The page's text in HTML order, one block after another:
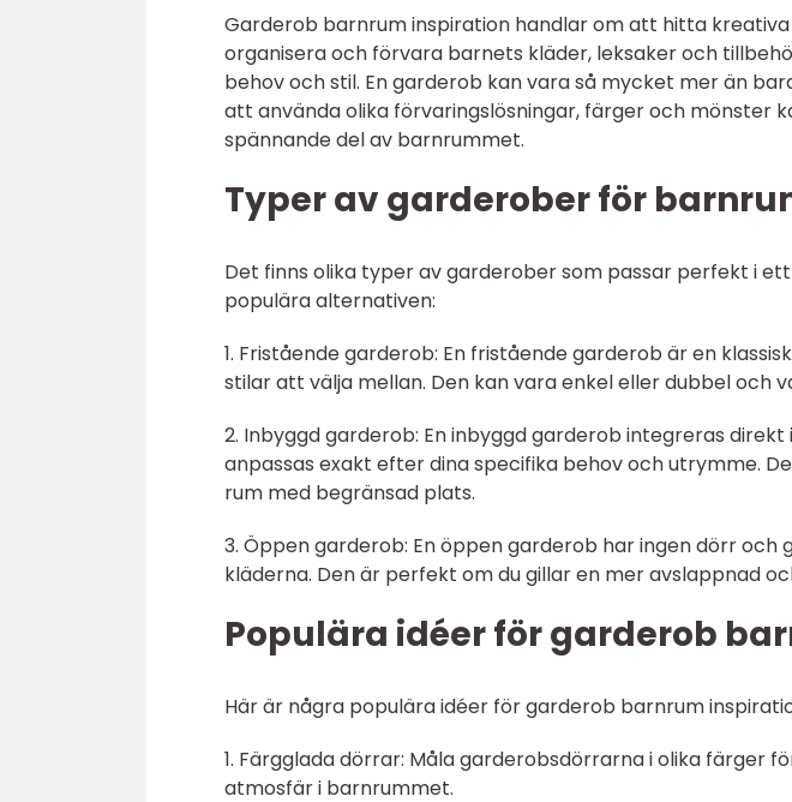
Garderob barnrum inspiration handlar om att hitta
organisera och förvara barnets kläder, leksaker och
behov och stil. En garderob kan vara så mycket mer än
att använda olika förvaringslösningar, färger och mönster
spännande del av barnrummet.
Typer av garderober för
Det finns olika typer av garderober som passar perfekt i
populära alternativen:
1. Fristående garderob: En fristående garderob är en
stilar att välja mellan. Den kan vara enkel eller dubbel och
2. Inbyggd garderob: En inbyggd garderob integreras
anpassas exakt efter dina specifika behov och utrymme.
rum med begränsad plats.
3. Öppen garderob: En öppen garderob har ingen dörr och
kläderna. Den är perfekt om du gillar en mer avslappnad
Populära idéer för garderob
Här är några populära idéer för garderob barnrum
1. Färgglada dörrar: Måla garderobsdörrarna i olika färger
atmosfär i barnrummet.